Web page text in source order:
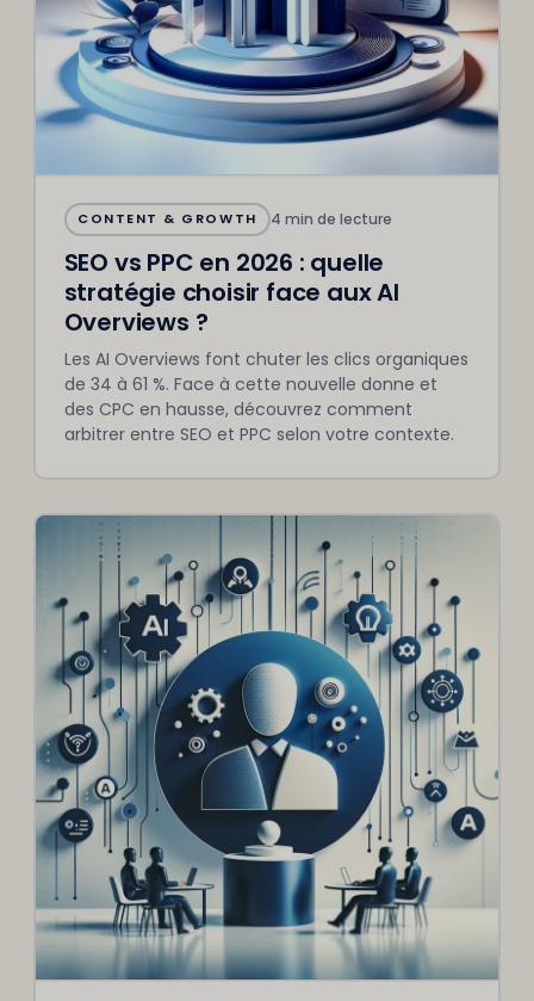
CONTENT & GROWTH 4 min de lecture
SEO vs PPC en 2026 : quelle
stratégie choisir face aux AI
Overviews ?
Les AI Overviews font chuter les clics organiques
de 34 à 61 %. Face à cette nouvelle donne et
des CPC en hausse, découvrez comment
arbitrer entre SEO et PPC selon votre contexte.